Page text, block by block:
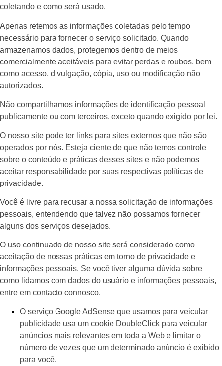
coletando e como será usado.
Apenas retemos as informações coletadas pelo tempo
necessário para fornecer o serviço solicitado. Quando
armazenamos dados, protegemos dentro de meios
comercialmente aceitáveis ​​para evitar perdas e roubos, bem
como acesso, divulgação, cópia, uso ou modificação não
autorizados.
Não compartilhamos informações de identificação pessoal
publicamente ou com terceiros, exceto quando exigido por lei.
O nosso site pode ter links para sites externos que não são
operados por nós. Esteja ciente de que não temos controle
sobre o conteúdo e práticas desses sites e não podemos
aceitar responsabilidade por suas respectivas políticas de
privacidade.
Você é livre para recusar a nossa solicitação de informações
pessoais, entendendo que talvez não possamos fornecer
alguns dos serviços desejados.
O uso continuado de nosso site será considerado como
aceitação de nossas práticas em torno de privacidade e
informações pessoais. Se você tiver alguma dúvida sobre
como lidamos com dados do usuário e informações pessoais,
entre em contacto connosco.
O serviço Google AdSense que usamos para veicular
publicidade usa um cookie DoubleClick para veicular
anúncios mais relevantes em toda a Web e limitar o
número de vezes que um determinado anúncio é exibido
para você.